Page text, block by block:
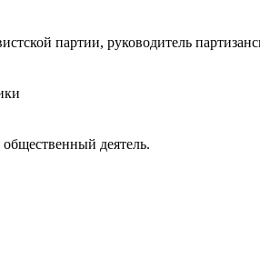
партии, руководитель
деятель.